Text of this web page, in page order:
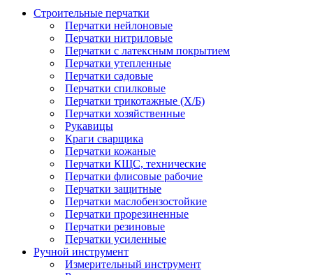
Строительные перчатки
Перчатки нейлоновые
Перчатки нитриловые
Перчатки с латексным покрытием
Перчатки утепленные
Перчатки садовые
Перчатки спилковые
Перчатки трикотажные (Х/Б)
Перчатки хозяйственные
Рукавицы
Краги сварщика
Перчатки кожаные
Перчатки КЩС, технические
Перчатки флисовые рабочие
Перчатки защитные
Перчатки маслобензостойкие
Перчатки прорезиненные
Перчатки резиновые
Перчатки усиленные
Ручной инструмент
Измерительный инструмент